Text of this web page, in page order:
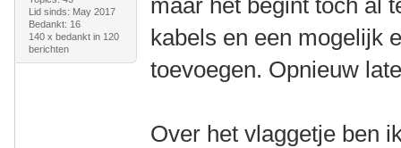
Lid sinds: May 2017
Bedankt: 16
140 x bedankt in 120
berichten
kabels en een mogelijk
toevoegen. Opnieuw
Over het vlaggetje ben